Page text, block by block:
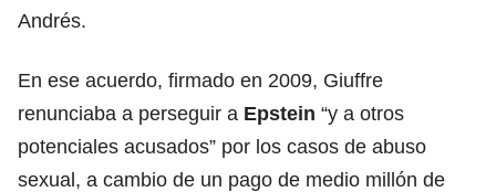
Andrés.
En ese acuerdo, firmado en 2009, Giuffre
renunciaba a perseguir a Epstein “y a otros
potenciales acusados” por los casos de abuso
sexual, a cambio de un pago de medio millón de